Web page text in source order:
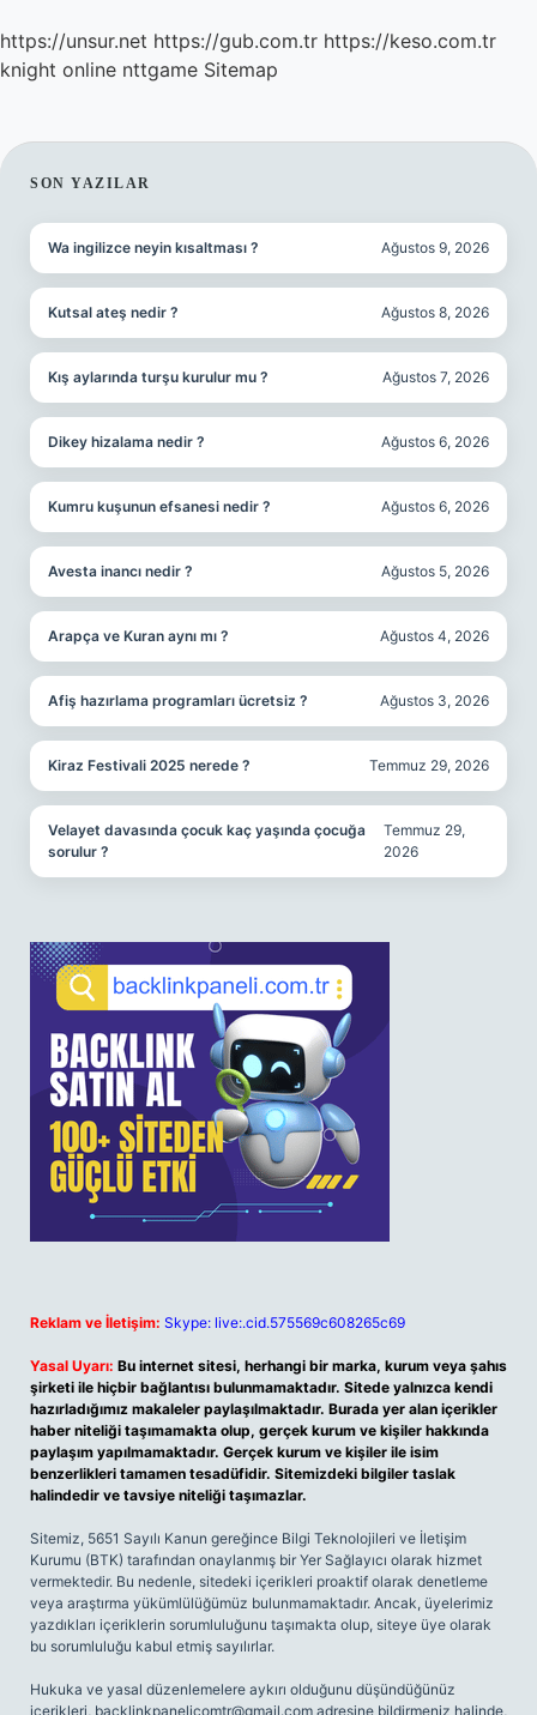
https://unsur.net https://gub.com.tr https://keso.com.tr
knight online nttgame Sitemap
SIDEBAR
SON YAZILAR
Wa ingilizce neyin kısaltması ? Ağustos 9, 2026
Kutsal ateş nedir ? Ağustos 8, 2026
Kış aylarında turşu kurulur mu ? Ağustos 7, 2026
Dikey hizalama nedir ? Ağustos 6, 2026
Kumru kuşunun efsanesi nedir ? Ağustos 6, 2026
Avesta inancı nedir ? Ağustos 5, 2026
Arapça ve Kuran aynı mı ? Ağustos 4, 2026
Afiş hazırlama programları ücretsiz ? Ağustos 3, 2026
Kiraz Festivali 2025 nerede ? Temmuz 29, 2026
Velayet davasında çocuk kaç yaşında çocuğa
sorulur ?
Temmuz 29,
2026
Reklam ve İletişim: Skype: live:.cid.575569c608265c69
Yasal Uyarı: Bu internet sitesi, herhangi bir marka, kurum veya şahıs
şirketi ile hiçbir bağlantısı bulunmamaktadır. Sitede yalnızca kendi
hazırladığımız makaleler paylaşılmaktadır. Burada yer alan içerikler
haber niteliği taşımamakta olup, gerçek kurum ve kişiler hakkında
paylaşım yapılmamaktadır. Gerçek kurum ve kişiler ile isim
benzerlikleri tamamen tesadüfidir. Sitemizdeki bilgiler taslak
halindedir ve tavsiye niteliği taşımazlar.
Sitemiz, 5651 Sayılı Kanun gereğince Bilgi Teknolojileri ve İletişim
Kurumu (BTK) tarafından onaylanmış bir Yer Sağlayıcı olarak hizmet
vermektedir. Bu nedenle, sitedeki içerikleri proaktif olarak denetleme
veya araştırma yükümlülüğümüz bulunmamaktadır. Ancak, üyelerimiz
yazdıkları içeriklerin sorumluluğunu taşımakta olup, siteye üye olarak
bu sorumluluğu kabul etmiş sayılırlar.
Hukuka ve yasal düzenlemelere aykırı olduğunu düşündüğünüz
içerikleri, backlinkpanelicomtr@gmail.com adresine bildirmeniz halinde,